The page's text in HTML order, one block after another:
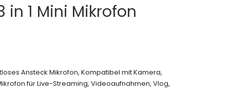
in 1 Mini Mikrofon
Ansteck Mikrofon, Kompatibel mit Kamera,
für Live-Streaming, Videoaufnahmen, Vlog,